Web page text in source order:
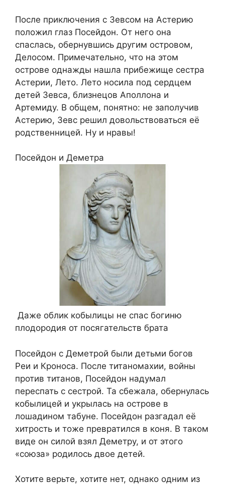
После приключения с Зевсом на Астерию
положил глаз Посейдон. От него она
спаслась, обернувшись другим островом,
Делосом. Примечательно, что на этом
острове однажды нашла прибежище сестра
Астерии, Лето. Лето носила под сердцем
детей Зевса, близнецов Аполлона и
Артемиду. В общем, понятно: не заполучив
Астерию, Зевс решил довольствоваться её
родственницей. Ну и нравы!
Посейдон и Деметра
Даже облик кобылицы не спас богиню
плодородия от посягательств брата
Посейдон с Деметрой были детьми богов
Реи и Кроноса. После титаномахии, войны
против титанов, Посейдон надумал
переспать с сестрой. Та сбежала, обернулась
кобылицей и укрылась на острове в
лошадином табуне. Посейдон разгадал её
хитрость и тоже превратился в коня. В таком
виде он силой взял Деметру, и от этого
«союза» родилось двое детей.
Хотите верьте, хотите нет, однако одним из